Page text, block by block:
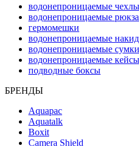
водонепроницаемые чехлы
водонепроницаемые
гермомешки
водонепроницаемые
водонепроницаемые сумки
водонепроницаемые кейсы
подводные боксы
БРЕНДЫ
Aquapac
Aquatalk
Boxit
Camera Shield